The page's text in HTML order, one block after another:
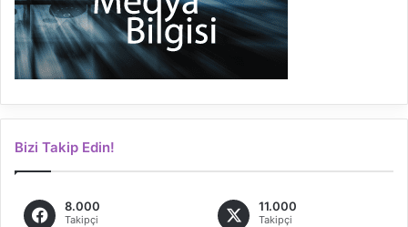
Bizi Takip Edin!
8.000
Takipçi
11.000
Takipçi